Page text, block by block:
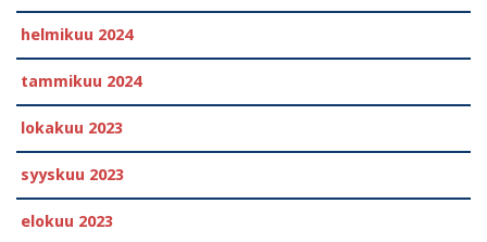
helmikuu 2024
tammikuu 2024
lokakuu 2023
syyskuu 2023
elokuu 2023